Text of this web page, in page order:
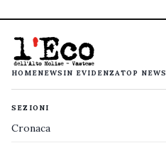
HOMENEWS IN EVIDENZATOP NEWS
SEZIONI
Cronaca